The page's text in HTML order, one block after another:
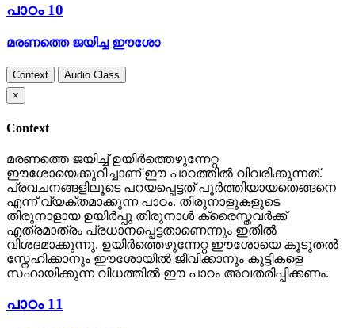
പാഠം 10
മരണത്തെ ജയിച്ച ഈശോ
Context
Audio Class
×
Context
മരണത്തെ ജയിച്ച് ഉയിര്‍ത്തെഴുന്നേറ്റ
ഈശോയെക്കുറിച്ചാണ് ഈ പാഠത്തില്‍ വിവരിക്കുന്നത്.
പ്രവചനങ്ങളിലൂടെ പറയപ്പെട്ടത് പൂര്‍ത്തിയായതെങ്ങനെ
എന്ന് വ്യക്തമാക്കുന്ന പാഠം. തിരുനാളുകളുടെ
തിരുനാളായ ഉയിര്‍പ്പു തിരുനാള്‍ ക്രൈസ്തവര്‍ക്ക്
എത്രമാത്രം പ്രധാനപ്പെട്ടതാണെന്നും ഇതില്‍
വിശദമാക്കുന്നു. ഉയിര്‍ത്തെഴുന്നേറ്റ ഈശോയെ കൂടുതല്‍
സ്നേഹിക്കാനും ഈശോയില്‍ ജീവിക്കാനും കുട്ടികളെ
സഹായിക്കുന്ന വിധത്തില്‍ ഈ പാഠം അവതരിപ്പിക്കണം.
പാഠം 11